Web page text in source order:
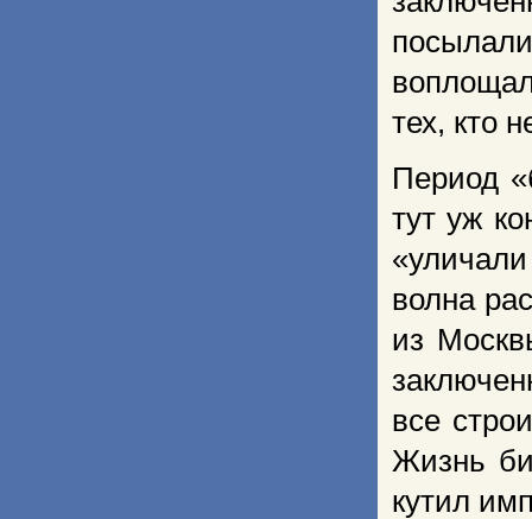
тех, кто
Период
тут уж
волна
из
все
Жизнь
кутил